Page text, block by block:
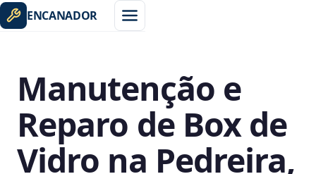
ENCANADOR
Manutenção e
Reparo de Box de
Vidro na Pedreira,